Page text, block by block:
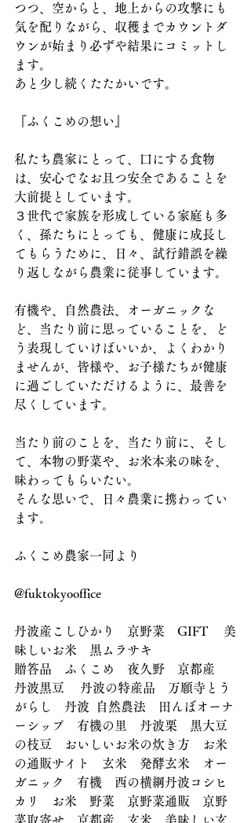
つつ、空からと、地上からの攻撃にも
気を配りながら、収穫までカウントダ
ウンが始まり必ずや結果にコミットし
ます。
あと少し続くたたかいです。
『ふくこめの想い』
私たち農家にとって、口にする食物
は、安心でなお且つ安全であることを
大前提としています。
３世代で家族を形成している家庭も多
く、孫たちにとっても、健康に成長し
てもらうために、日々、試行錯誤を繰
り返しながら農業に従事しています。
有機や、自然農法、オーガニックな
ど、当たり前に思っていることを、ど
う表現していけばいいか、よくわかり
ませんが、皆様や、お子様たちが健康
に過ごしていただけるように、最善を
尽くしています。
当たり前のことを、当たり前に、そし
て、本物の野菜や、お米本来の味を、
味わってもらいたい。
そんな思いで、日々農業に携わってい
ます。
ふくこめ農家一同より
@fuktokyooffice
丹波産こしひかり　京野菜　GIFT 　美
味しいお米　黒ムラサキ
贈答品　ふくこめ　夜久野　京都産
丹波黒豆 　丹波の特産品　万願寺とう
がらし　丹波  自然農法　田んぼオーナ
ーシップ　有機の里　丹波栗　黒大豆
の枝豆　おいしいお米の炊き方　お米
の通販サイト　玄米　発酵玄米　オー
ガニック　有機　西の横綱丹波コシヒ
カリ　お米　野菜　京野菜通販　京野
菜取寄せ　京都産　玄米　美味しい玄